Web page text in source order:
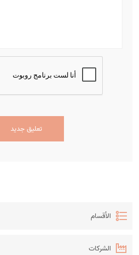
تعليق جديد
الأقسام
الشركات